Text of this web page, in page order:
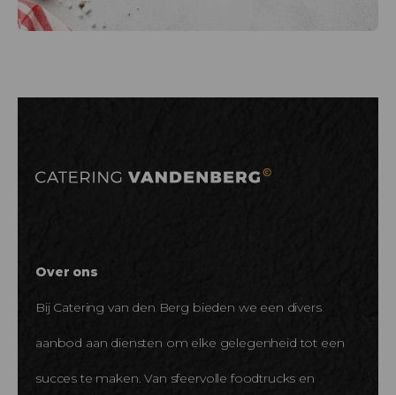
Over ons
Bij Catering van den Berg bieden we een divers
aanbod aan diensten om elke gelegenheid tot een
succes te maken. Van sfeervolle foodtrucks en